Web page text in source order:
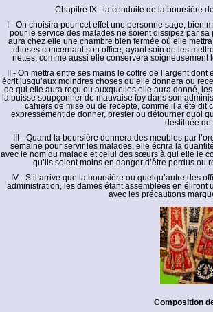
Chapitre IX : la conduite de la boursière
I - On choisira pour cet effet une personne sage, bien
pour le service des malades ne soient dissipez par
aura chez elle une chambre bien fermée où elle
choses concernant son office, ayant soin de les
nettes, comme aussi elle conservera
II - On mettra entre ses mains le coffre de l’argent
écrit jusqu’aux moindres choses qu’elle donnera ou
de qui elle aura reçu ou auxquelles elle aura donné,
la puisse soupçonner de mauvaise foy dans son
cahiers de mise ou de recepte, comme il a été dit
expressément de donner, prester ou détourner quoi
destituée de
III - Quand la boursière donnera des meubles par
semaine pour servir les malades, elle écrira la
avec le nom du malade et celui des sœurs à qui elle le
qu’ils soient moins en danger d’être perdus
IV - S’il arrive que la boursière ou quelqu’autre des
administration, les dames étant assemblées en
avec les précautions
Composition